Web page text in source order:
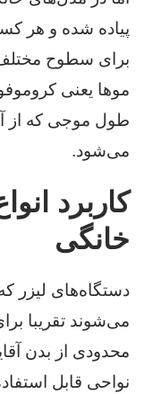
پیاده شده و هر
برای سطوح مختلف
موها یعنی
طول موجی که از
می‌شود.
کاربرد
خانگی
دستگاه‌های لیزر
می‌شوند تقریبا
محدودی از بدن
نواحی قابل